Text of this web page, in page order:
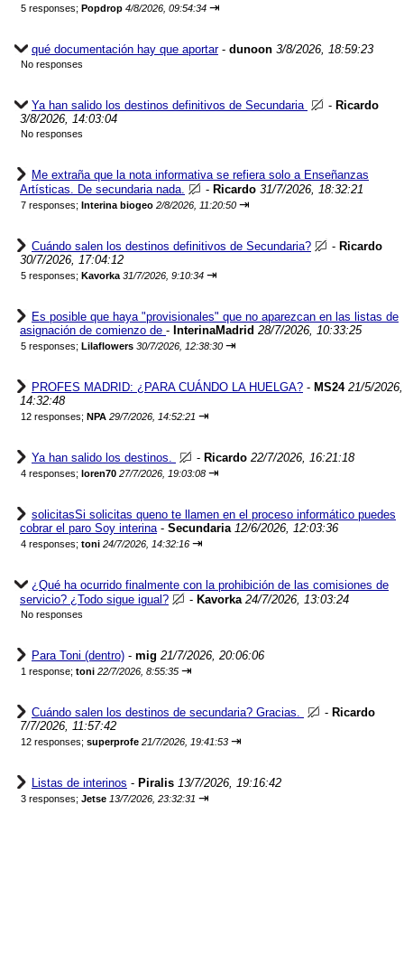
5 responses; Popdrop 4/8/2026, 09:54:34 ⇥
qué documentación hay que aportar- dunoon 3/8/2026, 18:59:23
No responses
Ya han salido los destinos definitivos de Secundaria - Ricardo
3/8/2026, 14:03:04
No responses
Me extraña que la nota informativa se refiera solo a Enseñanzas
Artísticas. De secundaria nada.
- Ricardo 31/7/2026, 18:32:21
7 responses; Interina biogeo 2/8/2026, 11:20:50 ⇥
Cuándo salen los destinos definitivos de Secundaria? - Ricardo
30/7/2026, 17:04:12
5 responses; Kavorka 31/7/2026, 9:10:34 ⇥
Es posible que haya "provisionales" que no aparezcan en las listas de
asignación de comienzo de - InterinaMadrid 28/7/2026, 10:33:25
5 responses; Lilaflowers 30/7/2026, 12:38:30 ⇥
PROFES MADRID: ¿PARA CUÁNDO LA HUELGA? - MS24 21/5/2026,
14:32:48
12 responses; NPA 29/7/2026, 14:52:21 ⇥
Ya han salido los destinos. - Ricardo 22/7/2026, 16:21:18
4 responses; loren70 27/7/2026, 19:03:08 ⇥
solicitasSi solicitas queno te llamen en el proceso informático puedes
cobrar el paro Soy interina- Secundaria 12/6/2026, 12:03:36
4 responses; toni 24/7/2026, 14:32:16 ⇥
¿Qué ha ocurrido finalmente con la prohibición de las comisiones de
servicio? ¿Todo sigue igual?
- Kavorka 24/7/2026, 13:03:24
No responses
Para Toni (dentro) - mig 21/7/2026, 20:06:06
1 response; toni 22/7/2026, 8:55:35 ⇥
Cuándo salen los destinos de secundaria? Gracias. - Ricardo
7/7/2026, 11:57:42
12 responses; superprofe 21/7/2026, 19:41:53 ⇥
Listas de interinos - Piralis 13/7/2026, 19:16:42
3 responses; Jetse 13/7/2026, 23:32:31 ⇥